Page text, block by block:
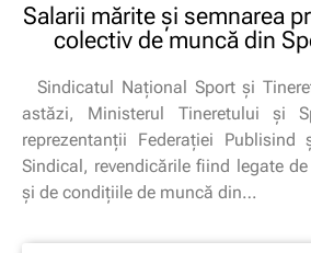
Salarii mărite şi semnarea
colectiv de muncă din
Sindicatul Naţional Sport şi
astăzi, Ministerul Tineretului și
reprezentanţii Federaţiei
Sindical, revendicările fiind legate
și de condițiile de muncă din…